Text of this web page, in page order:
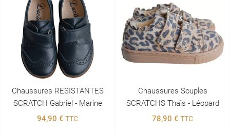
Chaussures RESISTANTES
SCRATCH Gabriel - Marine
94,90 € TTC
Chaussures Souples
SCRATCHS Thaïs - Léopard
78,90 € TTC